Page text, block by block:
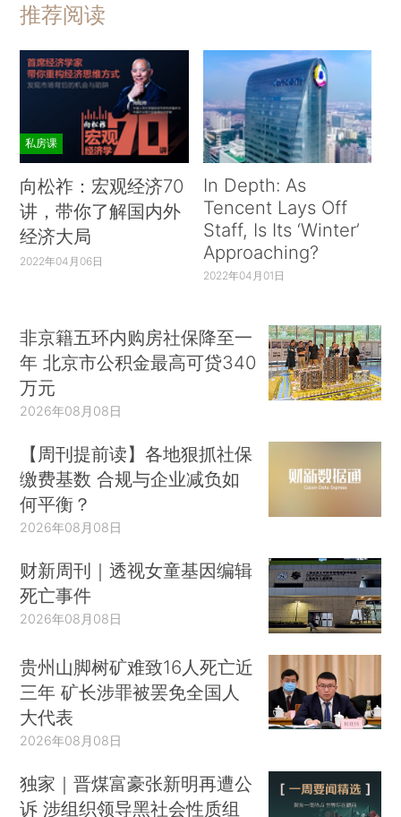
推荐阅读
私房课
向松祚：宏观经济70
讲，带你了解国内外
经济大局
2022年04月06日
In Depth: As
Tencent Lays Off
Staff, Is Its ‘Winter’
Approaching?
2022年04月01日
非京籍五环内购房社保降至一
年 北京市公积金最高可贷340
万元
2026年08月08日
【周刊提前读】各地狠抓社保
缴费基数 合规与企业减负如
何平衡？
2026年08月08日
财新周刊｜透视女童基因编辑
死亡事件
2026年08月08日
贵州山脚树矿难致16人死亡近
三年 矿长涉罪被罢免全国人
大代表
2026年08月08日
独家｜晋煤富豪张新明再遭公
诉 涉组织领导黑社会性质组